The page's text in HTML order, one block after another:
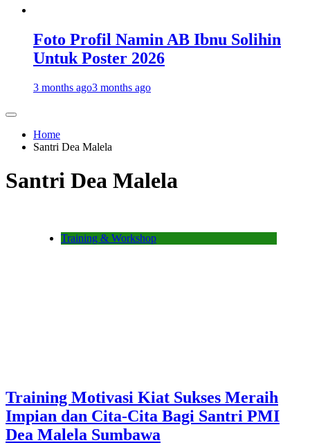
Foto Profil Namin AB Ibnu Solihin
Untuk Poster 2026
3 months ago3 months ago
Home
Santri Dea Malela
Santri Dea Malela
Training & Workshop
Training Motivasi Kiat Sukses Meraih
Impian dan Cita-Cita Bagi Santri PMI
Dea Malela Sumbawa